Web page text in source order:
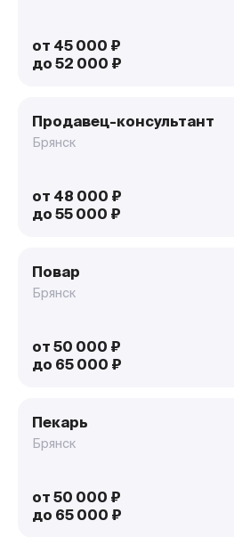
от 45 000 ₽
до 52 000 ₽
Продавец-консультант
Брянск
от 48 000 ₽
до 55 000 ₽
Повар
Брянск
от 50 000 ₽
до 65 000 ₽
Пекарь
Брянск
от 50 000 ₽
до 65 000 ₽